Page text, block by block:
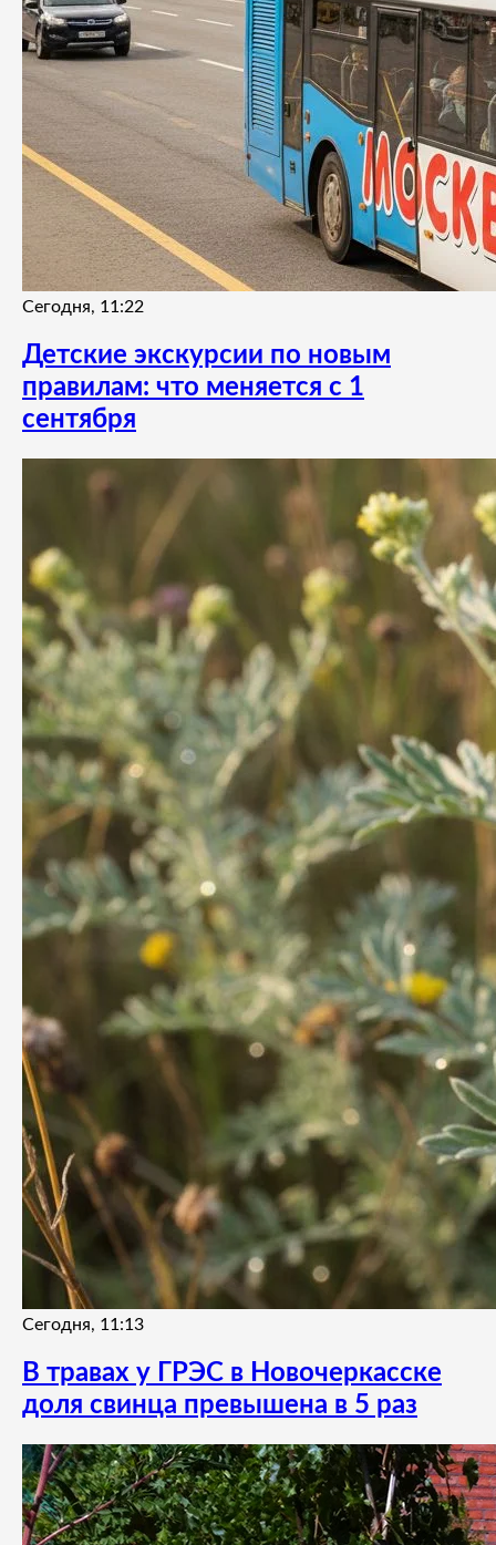
Сегодня, 11:22
Детские экскурсии по новым
правилам: что меняется с 1
сентября
Сегодня, 11:13
В травах у ГРЭС в Новочеркасске
доля свинца превышена в 5 раз